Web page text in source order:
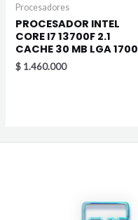
Procesadores
PROCESADOR INTEL
CORE I7 13700F 2.1
CACHE 30 MB LGA 1700
$ 1.460.000